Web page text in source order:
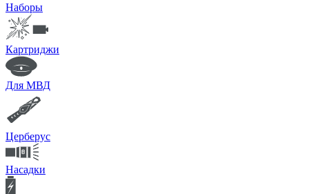
Наборы
Картриджи
Для МВД
Церберус
Насадки